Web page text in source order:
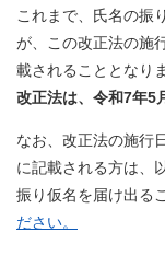
これまで、氏名の振
が、この改正法の施
載されることとなり
改正法は、令和7年5
なお、改正法の施行
に記載される方は、
振り仮名を届け出る
ださい。